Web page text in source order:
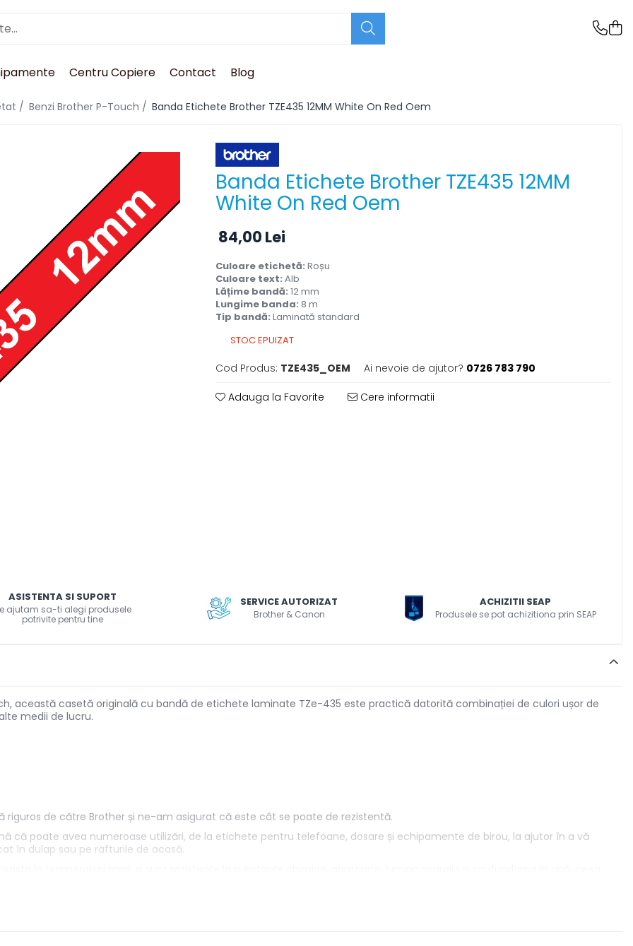
Centru Copiere Contact Blog
/ Benzi Brother P-Touch / Banda Etichete Brother TZE435 12MM White On Red Oem
Banda Etichete Brother TZE435 12MM
White On Red Oem
84,00 Lei
Culoare etichetă: Roșu
Culoare text: Alb
Lățime bandă: 12 mm
Lungime banda: 8 m
Tip bandă: Laminată standard
STOC EPUIZAT
Cod Produs: TZE435_OEM Ai nevoie de ajutor? 0726 783 790
Adauga la Favorite Cere informatii
ASISTENTA SI SUPORT
ajutam sa-ti alegi produsele
potrivite pentru tine
SERVICE AUTORIZAT
Brother & Canon
ACHIZITII SEAP
Produsele se pot achizitiona prin SEAP
această casetă originală cu bandă de etichete laminate TZe-435 este practică datorită combinației de culori ușor de
medii de lucru.
de către Brother și ne-am asigurat că este cât se poate de rezistentă.
că poate avea numeroase utilizări, de la etichete pentru telefoane, dosare și echipamente de birou, la ajutor în a vă
în dulap sau pe rafturile de acasă.
etichete TZe vin într-o varietate de lățimi, culori și materiale, oferind liberate în creație.